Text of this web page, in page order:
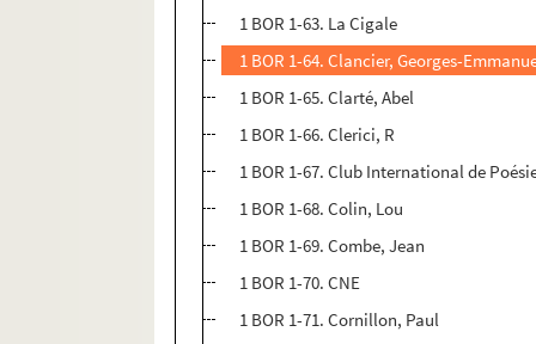
1 BOR 1-63. La Cigale
1 BOR 1-64. Clancier, Georges-
1 BOR 1-65. Clarté, Abel
1 BOR 1-66. Clerici, R
1 BOR 1-67. Club International de
1 BOR 1-68. Colin, Lou
1 BOR 1-69. Combe, Jean
1 BOR 1-70. CNE
1 BOR 1-71. Cornillon, Paul